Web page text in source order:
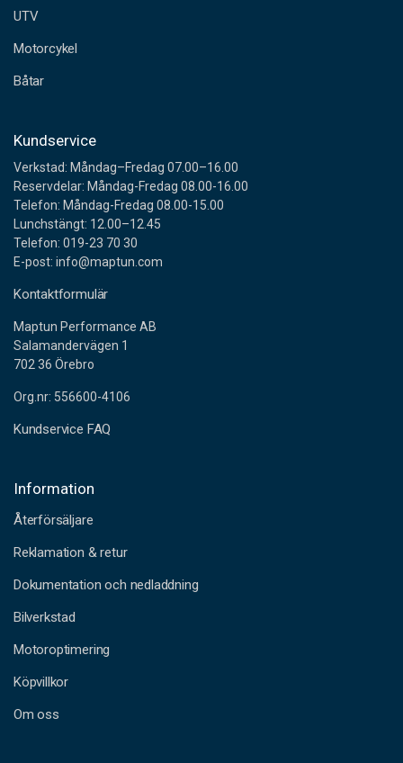
s
UTV
Motorcykel
Båtar
Kundservice
Verkstad: Måndag–Fredag 07.00–16.00
Reservdelar: Måndag-Fredag 08.00-16.00
Telefon: Måndag-Fredag 08.00-15.00
Lunchstängt: 12.00–12.45
Telefon: 019-23 70 30
E-post: info@maptun.com
Kontaktformulär
Maptun Performance AB
Salamandervägen 1
702 36 Örebro
Org.nr: 556600-4106
Kundservice FAQ
Information
Återförsäljare
Reklamation & retur
Dokumentation och nedladdning
Bilverkstad
Motoroptimering
Köpvillkor
Om oss